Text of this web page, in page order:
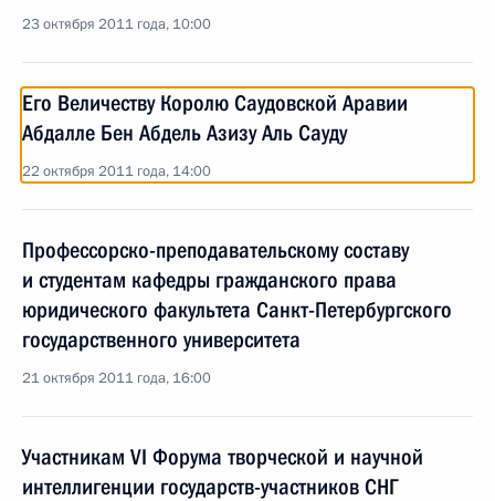
23 октября 2011 года, 10:00
Его Величеству Королю Саудовской Аравии
Абдалле Бен Абдель Азизу Аль Сауду
22 октября 2011 года, 14:00
Профессорско-преподавательскому составу
и студентам кафедры гражданского права
юридического факультета Санкт-Петербургского
государственного университета
21 октября 2011 года, 16:00
Участникам VI Форума творческой и научной
интеллигенции государств-участников СНГ